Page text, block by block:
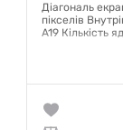
Діагональ
пікселів
A19 Кількість